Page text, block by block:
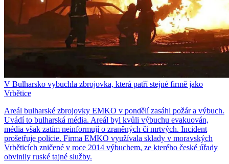
V Bulharsko vybuchla zbrojovka, která patří stejné firmě jako
Vrbětice
Areál bulharské zbrojovky EMKO v pondělí zasáhl požár a výbuch.
Uvádí to bulharská média. Areál byl kvůli výbuchu evakuován,
média však zatím neinformují o zraněných či mrtvých. Incident
prošetřuje policie. Firma EMKO využívala sklady v moravských
Vrběticích zničené v roce 2014 výbuchem, ze kterého české úřady
obvinily ruské tajné služby.